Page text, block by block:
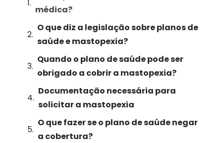
médica?
O que diz a legislação sobre planos de
saúde e mastopexia?
Quando o plano de saúde pode ser
obrigado a cobrir a mastopexia?
Documentação necessária para
solicitar a mastopexia
O que fazer se o plano de saúde negar
a cobertura?